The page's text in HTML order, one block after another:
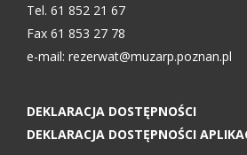
Tel. 61 852 21 67
Fax 61 853 27 78
e-mail: rezerwat@muzarp.poznan.pl
DEKLARACJA DOSTĘPNOŚCI
DEKLARACJA DOSTĘPNOŚCI